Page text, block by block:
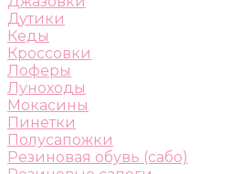
Дутики
Кеды
Кроссовки
Лоферы
Луноходы
Мокасины
Пинетки
Полусапожки
Резиновая обувь (сабо)